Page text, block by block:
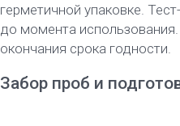
герметичной упаковке.
до момента использования.
окончания срока годности.
Забор проб и